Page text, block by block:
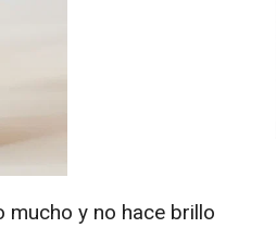
mucho y no hace brillo